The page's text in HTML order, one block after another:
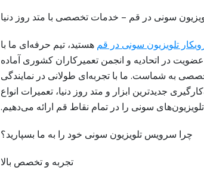
سونی در قم – خدمات تخصصی با متد روز دنیا
تلویزیون سونی در قم هستید، تیم حرفه‌ای ما با
در اتحادیه و انجمن تعمیرکاران کشوری آماده
به شماست. ما با تجربه‌ای طولانی در نمایندگی
جدیدترین ابزار و متد روز دنیا، تعمیرات انواع
تلویزیون‌های سونی را در تمام نقاط قم ارائه می‌دهیم.
چرا سرویس تلویزیون سونی خود را به ما بسپارید؟
تجربه و تخصص بالا